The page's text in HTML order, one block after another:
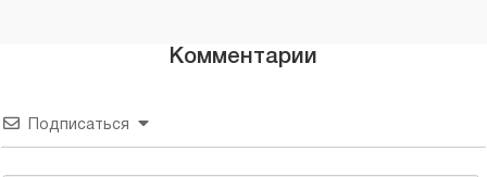
Комментарии
Подписаться